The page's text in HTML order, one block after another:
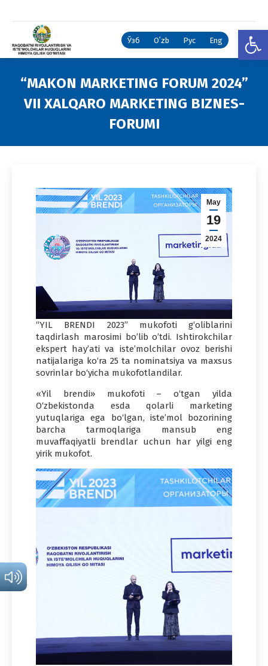
Ўзб Oʻzb Рус Eng
“MAKON MARKETING FORUM 2024”
VII XALQARO MARKETING BIZNES-
FORUMI
May
19
2024
“YIL BRENDI 2023” mukofoti g‘oliblarini
taqdirlash marosimi bo’lib o’tdi. Ishtirokchilar
ekspert hay’ati va iste’molchilar ovoz berishi
natijalariga ko‘ra 25 ta nominatsiya va maxsus
sovrinlar bo‘yicha mukofotlandilar.
«Yil brendi» mukofoti – o‘tgan yilda
O‘zbekistonda esda qolarli marketing
yutuqlariga ega bo‘lgan, iste’mol bozorining
barcha tarmoqlariga mansub eng
muvaffaqiyatli brendlar uchun har yilgi eng
yirik mukofot.